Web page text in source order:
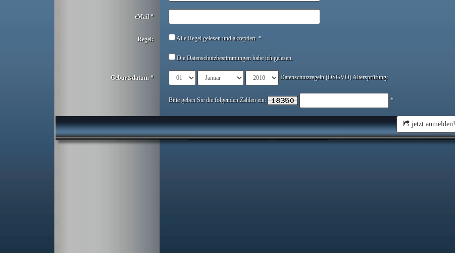
eMail *
Regel: Alle Regel gelesen und akzeptiert. *
Die Datenschutzbestimmungen habe ich gelesen.
Geburtsdatum * Datenschutzregeln (DSGVO) Altersprüfung:
Bitte geben Sie die folgenden Zahlen ein: *
jetzt anmelden!